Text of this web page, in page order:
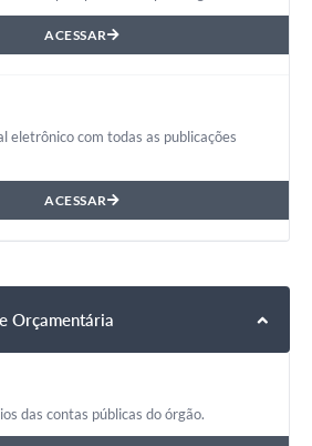
ACESSAR
eletrônico com todas as publicações
ACESSAR
Orçamentária
das contas públicas do órgão.